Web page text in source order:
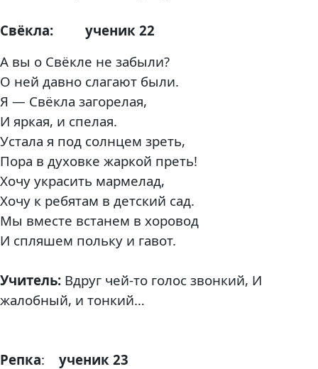
Свёкла:
ученик 22
А вы о Свёкле не забыли?
О ней давно слагают были.
Я — Свёкла загорелая,
И яркая, и спелая.
Устала я под солнцем зреть,
Пора в духовке жаркой преть!
Хочу украсить мармелад,
Хочу к ребятам в детский сад.
Мы вместе встанем в хоровод
И спляшем польку и гавот.
Учитель: Вдруг чей-то голос звонкий, И
жалобный, и тонкий…
Репка: ученик 23